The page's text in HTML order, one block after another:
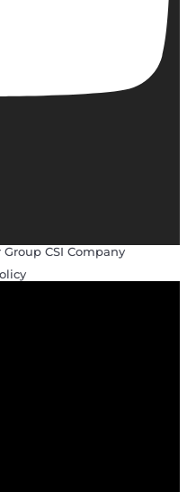
CSI Company